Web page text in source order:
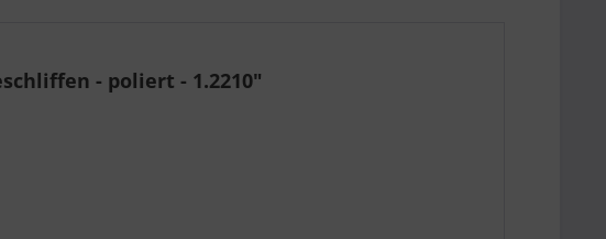
- poliert - 1.2210"